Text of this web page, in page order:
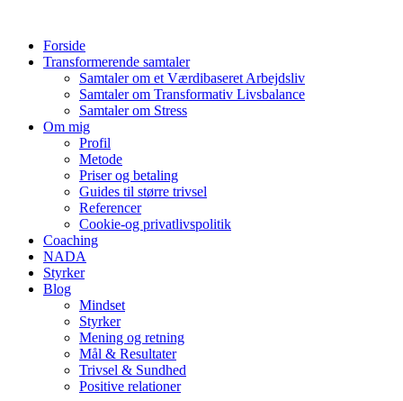
indholdForside
Transformerende samtaler
Samtaler om et Værdibaseret Arbejdsliv
Samtaler om Transformativ Livsbalance
Samtaler om Stress
Om mig
Profil
Metode
Priser og betaling
Guides til større trivsel
Referencer
Cookie-og privatlivspolitik
Coaching
NADA
Styrker
Blog
Mindset
Styrker
Mening og retning
Mål & Resultater
Trivsel & Sundhed
Positive relationer